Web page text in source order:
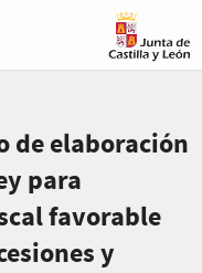
de elaboración
para
favorable
y